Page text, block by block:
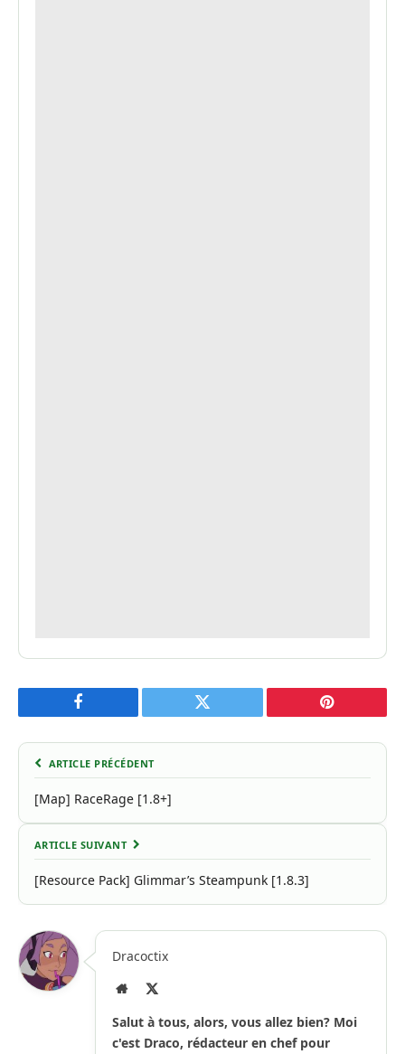
Facebook Twitter Pinterest
ARTICLE PRÉCÉDENT
[Map] RaceRage [1.8+]
ARTICLE SUIVANT
[Resource Pack] Glimmar’s Steampunk [1.8.3]
Dracoctix
Site
Salut à tous, alors, vous allez bien? Moi
c'est Draco, rédacteur en chef pour